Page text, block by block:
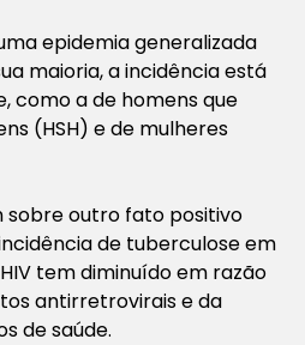
epidemia generalizada
maioria, a incidência está
como a de homens que
(HSH) e de mulheres
sobre outro fato positivo
de tuberculose em
tem diminuído em razão
antirretrovirais e da
de saúde.